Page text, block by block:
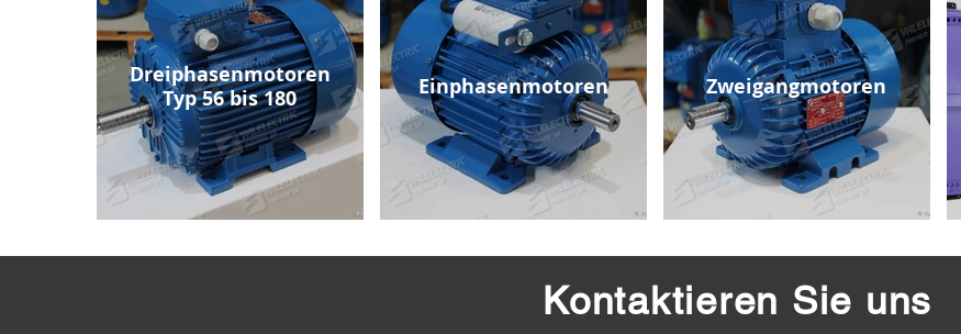
Dreiphasenmotoren
Typ 56 bis 180
Einphasenmotoren Zweigangmotoren
Kontaktieren Sie uns